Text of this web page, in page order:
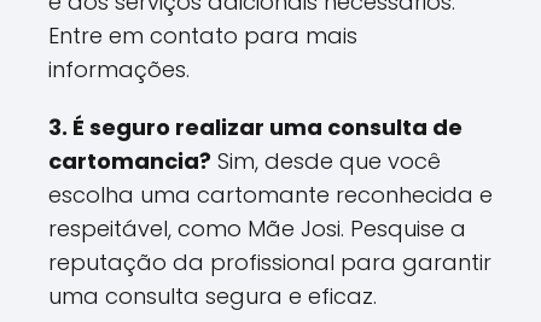
Entre em contato para mais
informações.
3. É seguro realizar uma consulta de
cartomancia? Sim, desde que você
escolha uma cartomante reconhecida e
respeitável, como Mãe Josi. Pesquise a
reputação da profissional para garantir
uma consulta segura e eficaz.